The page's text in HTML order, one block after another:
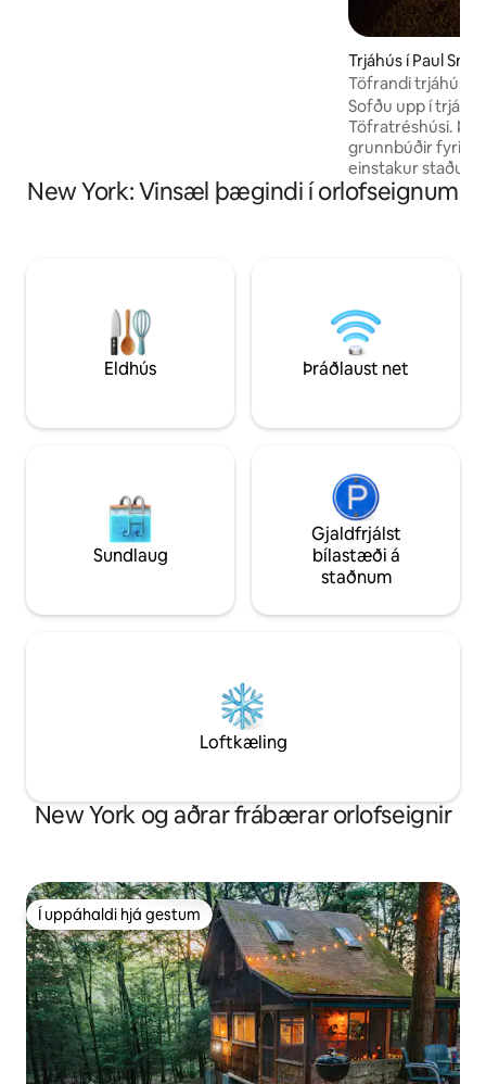
Trjáhús í Paul
Töfrandi trjáhús
Sofðu upp í
Töfratréshúsi.
grunnbúðir fyrir
einstakur staður
góðri bók.
skóginum en
fjarlægð. Við
matreiðslubúnað
skipuleggja
margra kílómetra
New York: Vinsæl þægindi í orlofseignum
Eldhús Þráðlaust net
Sundlaug
Gjaldfrjálst
bílastæði á
staðnum
Loftkæling
New York og aðrar frábærar orlofseignir
Í uppáhaldi hjá gestum
Í uppáhaldi hjá gestum